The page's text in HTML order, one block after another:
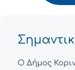
Ο Δήμος